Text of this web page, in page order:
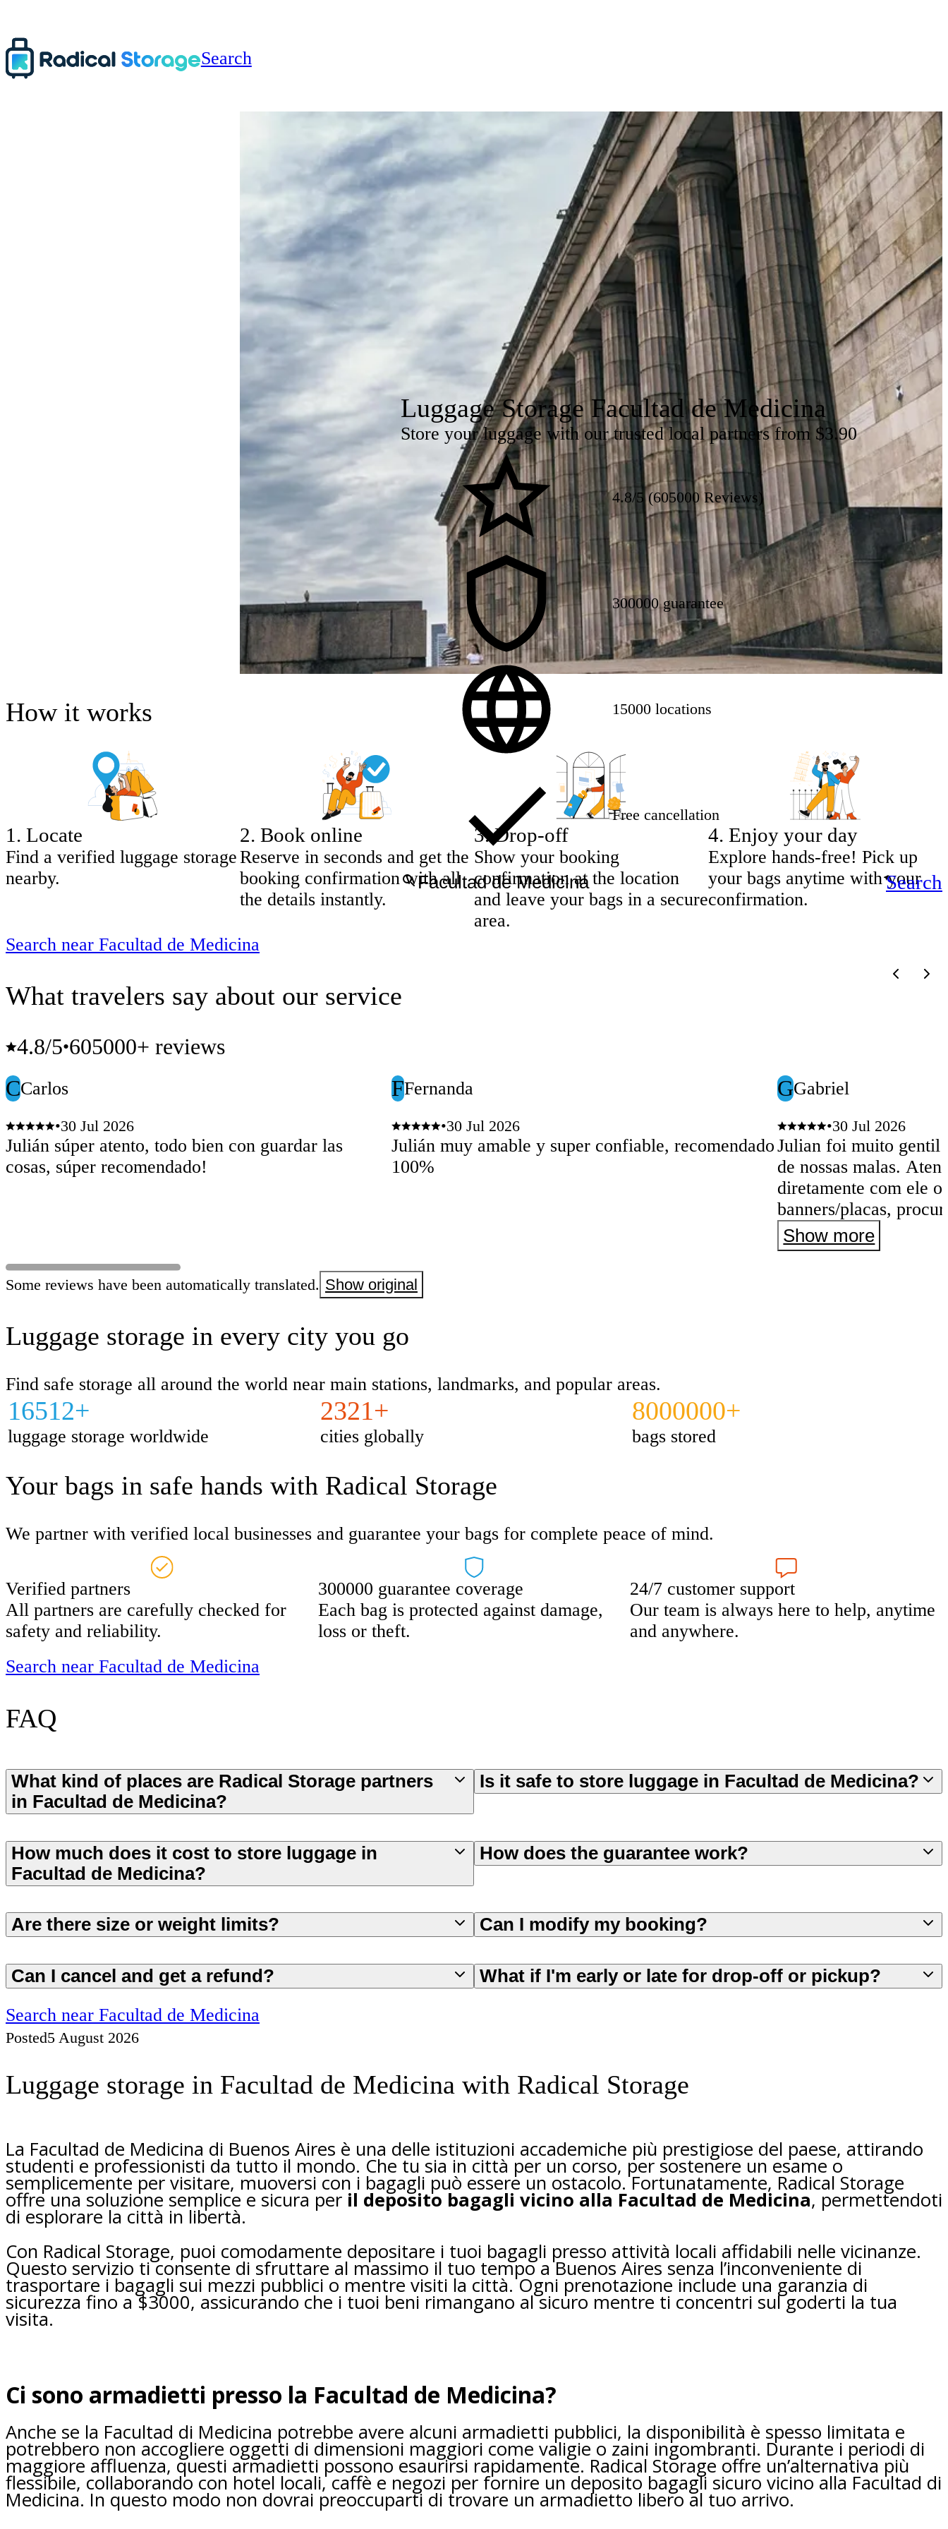
Search
Luggage Storage Facultad de Medicina
Store your luggage with our trusted local partners from $3.90
4.8/5 (605000 Reviews)
300000 guarantee
15000 locations
Free cancellation
Search
How it works
1 . Locate
Find a verified luggage storage
nearby.
2. Book online
Reserve in seconds and get the
booking confirmation with all
the details instantly.
3.Drop-off
Show your booking
confirmation at the location
and leave your bags in a secure
area.
4. Enjoy your day
Explore hands-free! Pick up
your bags anytime with your
confirmation.
Search near Facultad de Medicina
What travelers say about our service
4.8/5•605000+ reviews
CCarlos
•30 Jul 2026
Julián súper atento, todo bien con guardar las
cosas, súper recomendado!
FFernanda
•30 Jul 2026
Julián muy amable y super confiable, recomendado
100%
GGabriel
•30 Jul 2026
Julian foi muito gentil
de nossas malas. Atenção: se não combinou
diretamente com ele
banners/placas,
interfone. Muito obrigado novamente Julian!
Excepcional!
Show more
Some reviews have been automatically translated. Show original
Luggage storage in every city you go
Find safe storage all around the world near main stations, landmarks, and popular areas.
16512+
luggage storage worldwide
2321+
cities globally
8000000+
bags stored
Your bags in safe hands with Radical Storage
We partner with verified local businesses and guarantee your bags for complete peace of mind.
Verified partners
All partners are carefully checked for
safety and reliability.
300000 guarantee coverage
Each bag is protected against damage,
loss or theft.
24/7 customer support
Our team is always here to help, anytime
and anywhere.
Search near Facultad de Medicina
FAQ
What kind of places are Radical Storage partners
in Facultad de Medicina?
Is it safe to store luggage in Facultad de Medicina?
How much does it cost to store luggage in
Facultad de Medicina?
How does the guarantee work?
Are there size or weight limits? Can I modify my booking?
Can I cancel and get a refund? What if I'm early or late for drop-off or pickup?
Search near Facultad de Medicina
Posted5 August 2026
Luggage storage in Facultad de Medicina with Radical Storage
La Facultad de Medicina di Buenos Aires è una delle istituzioni accademiche più prestigiose del paese, attirando
studenti e professionisti da tutto il mondo. Che tu sia in città per un corso, per sostenere un esame o
semplicemente per visitare, muoversi con i bagagli può essere un ostacolo. Fortunatamente, Radical Storage
offre una soluzione semplice e sicura per il deposito bagagli vicino alla Facultad de Medicina, permettendoti
di esplorare la città in libertà.
Con Radical Storage, puoi comodamente depositare i tuoi bagagli presso attività locali affidabili nelle vicinanze.
Questo servizio ti consente di sfruttare al massimo il tuo tempo a Buenos Aires senza l’inconveniente di
trasportare i bagagli sui mezzi pubblici o mentre visiti la città. Ogni prenotazione include una garanzia di
sicurezza fino a $3000, assicurando che i tuoi beni rimangano al sicuro mentre ti concentri sul goderti la tua
visita.
Ci sono armadietti presso la Facultad de Medicina?
Anche se la Facultad di Medicina potrebbe avere alcuni armadietti pubblici, la disponibilità è spesso limitata e
potrebbero non accogliere oggetti di dimensioni maggiori come valigie o zaini ingombranti. Durante i periodi di
maggiore affluenza, questi armadietti possono esaurirsi rapidamente. Radical Storage offre un’alternativa più
flessibile, collaborando con hotel locali, caffè e negozi per fornire un deposito bagagli sicuro vicino alla Facultad di
Medicina. In questo modo non dovrai preoccuparti di trovare un armadietto libero al tuo arrivo.